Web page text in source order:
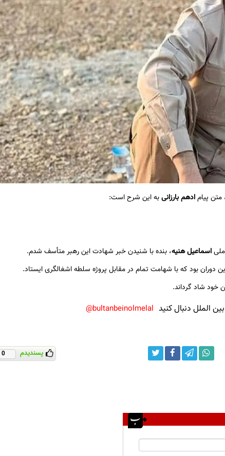
متن پیامادهم بارزانیبه این شرح است:
اسماعیل هنیه، بنده با شنیدن خبر شهادت این رهبر متأسف شدم.
بود که با شهامت تمام در مقابل پروژه سلطه اشغالگری ایستاد.
خود شاد گرداند.
الملل دنبال کنید bultanbeinolmelal@
پسندیدم 0